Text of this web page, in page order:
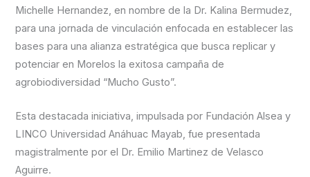
Michelle Hernandez, en nombre de la Dr. Kalina Bermudez,
para una jornada de vinculación enfocada en establecer las
bases para una alianza estratégica que busca replicar y
potenciar en Morelos la exitosa campaña de
agrobiodiversidad “Mucho Gusto”.
Esta destacada iniciativa, impulsada por Fundación Alsea y
LINCO Universidad Anáhuac Mayab, fue presentada
magistralmente por el Dr. Emilio Martinez de Velasco
Aguirre.